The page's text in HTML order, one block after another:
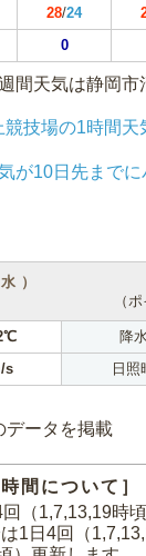
28/24
0
間天気は静岡市
技場の1時間天
が10日先までに
）
（
降
s 日照
データを掲載
間について］
（1,7,13,19時
1日4回（